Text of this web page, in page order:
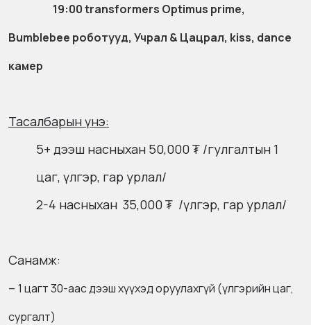
19:00 transformers Optimus prime,
Bumblebee роботууд, Учрал & Цацрал, kiss, dance
камер
Тасалбарын үнэ:
5+ дээш насныхан 50,000 ₮ /гулгалтын 1
цаг, үлгэр, гар урлал/
2-4 насныхан 35,000 ₮ /үлгэр, гар урлал/
Санамж:
– 1 цагт 30-аас дээш хүүхэд оруулахгүй (үлгэрийн цаг,
сургалт)